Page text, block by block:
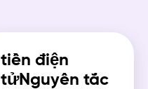
tiền điện
tửNguyên tắc